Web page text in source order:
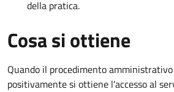
della pratica.
Cosa si ottiene
Quando il procedimento
positivamente si ottiene l'accesso al